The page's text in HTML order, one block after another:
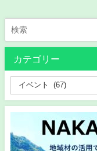
カテゴリー